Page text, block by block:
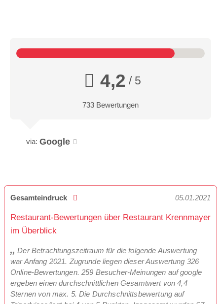
4,2 / 5
733 Bewertungen
via: Google
Gesamteindruck 05.01.2021
Restaurant-Bewertungen über Restaurant Krennmayer
im Überblick
Der Betrachtungszeitraum für die folgende Auswertung
war Anfang 2021. Zugrunde liegen dieser Auswertung 326
Online-Bewertungen. 259 Besucher-Meinungen auf google
ergeben einen durchschnittlichen Gesamtwert von 4,4
Sternen von max. 5. Die Durchschnittsbewertung auf